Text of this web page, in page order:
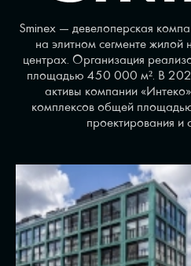
Sminex — девелоперская
на элитном сегменте жилой
центрах. Организация
площадью 450 000 м². В
активы компании
комплексов общей
проектирования и